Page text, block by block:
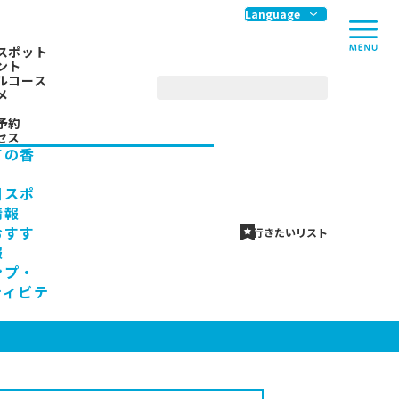
Language
行きたいリスト
ポット
ト
コース
約
ス
香
ポ
す
・
ビテ